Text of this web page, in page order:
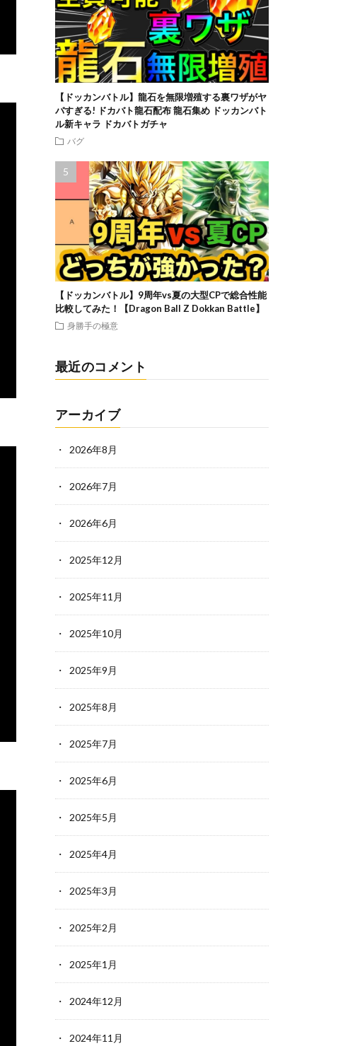
【ドッカンバトル】龍石を無限増殖する裏ワザがヤ
バすぎる! ドカバト龍石配布 龍石集め ドッカンバト
ル新キャラ ドカバトガチャ
バグ
【ドッカンバトル】9周年vs夏の大型CPで総合性能
比較してみた！【Dragon Ball Z Dokkan Battle】
身勝手の極意
最近のコメント
アーカイブ
2026年8月
2026年7月
2026年6月
2025年12月
2025年11月
2025年10月
2025年9月
2025年8月
2025年7月
2025年6月
2025年5月
2025年4月
2025年3月
2025年2月
2025年1月
2024年12月
2024年11月